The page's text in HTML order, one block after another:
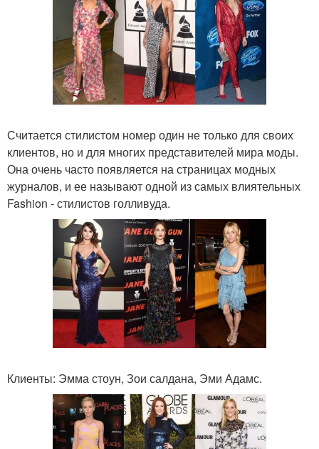
Считается стилистом номер один не только для своих
клиентов, но и для многих представителей мира моды.
Она очень часто появляется на страницах модных
журналов, и ее называют одной из самых влиятельных
Fashion - стилистов голливуда.
Клиенты: Эмма стоун, Зои салдана, Эми Адамс.